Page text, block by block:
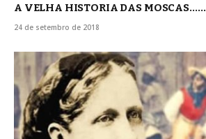
A VELHA HISTORIA DAS MOSCAS……
24 de setembro de 2018